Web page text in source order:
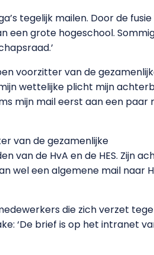
tegelijk mailen. Door de
een grote hogeschool.
voorzitter van de
wettelijke plicht mijn
mijn mail eerst aan een paar
van de gezamenlijke
van de HvA en de HES. Zijn
wel een algemene mail naar
die zich verzet
‘De brief is op het intranet